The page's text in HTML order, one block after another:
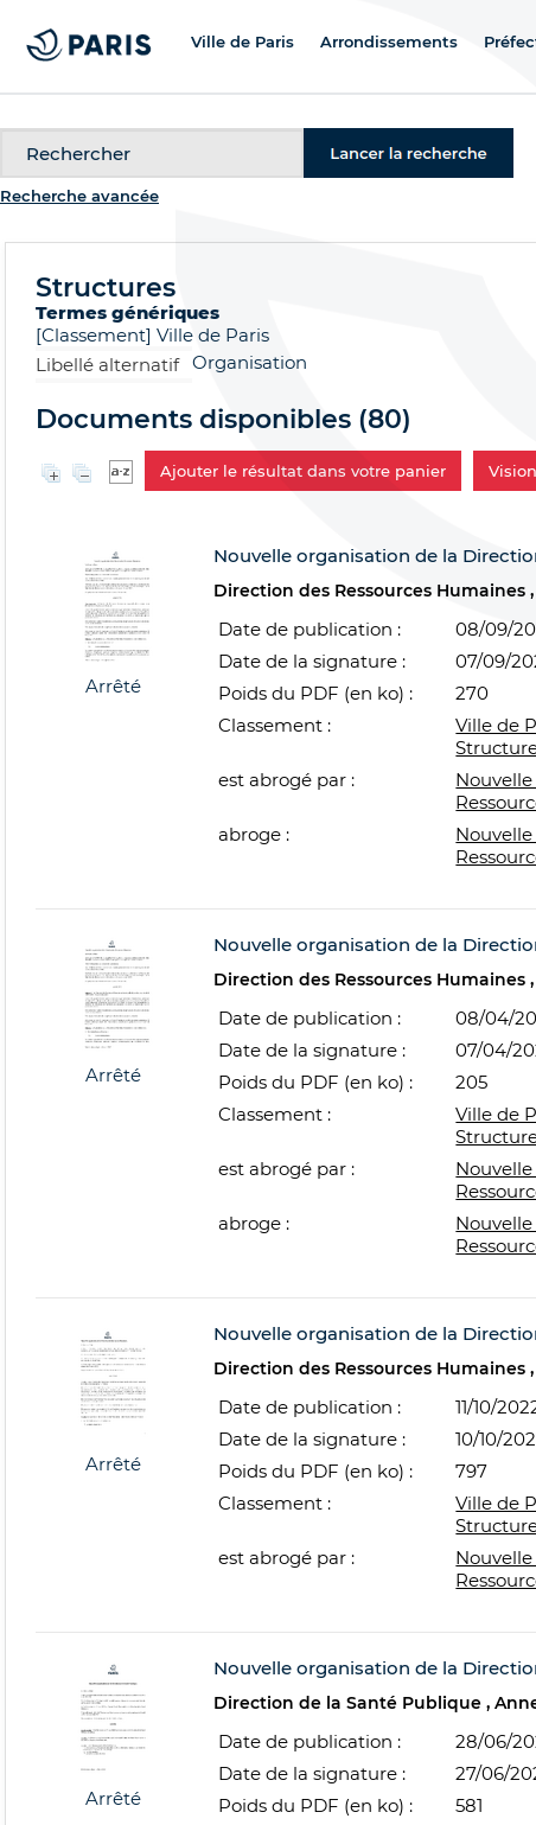
Ville de Paris Arrondissements
Recherche avancée
Structures
Termes génériques
[Classement] Ville de Paris
Libellé alternatif Organisation
Documents disponibles (80)
Ajouter le résultat dans votre panier
Arrêté
Nouvelle organisation de la
Direction des Ressources Humaines
Date de publication :
08/09/
Date de la signature :
07/09/
Poids du PDF (en ko) :
270
Classement :
Ville de
est abrogé par :
abroge :
Arrêté
Nouvelle organisation de la
Direction des Ressources Humaines
Date de publication :
08/04/
Date de la signature :
07/04/
Poids du PDF (en ko) :
205
Classement :
Ville de
est abrogé par :
abroge :
Arrêté
Nouvelle organisation de la
Direction des Ressources Humaines
Date de publication :
11/10/
Date de la signature :
10/10/
Poids du PDF (en ko) :
797
Classement :
Ville de
est abrogé par :
Arrêté
Nouvelle organisation de la
Direction de la Santé Publique
Date de publication :
28/06/
Date de la signature :
27/06/
Poids du PDF (en ko) :
581